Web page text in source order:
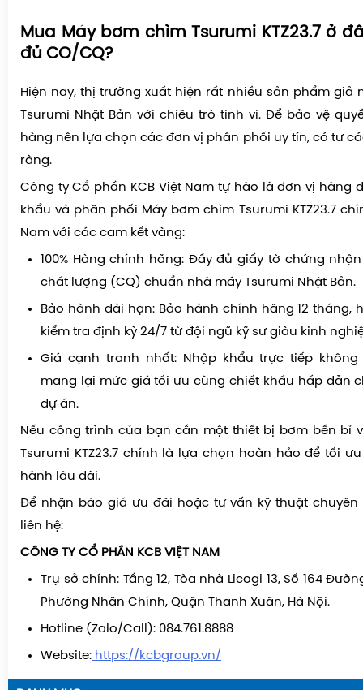
Mua Máy bơm chìm Tsurumi KTZ23.7 ở
đủ CO/CQ?
Hiện nay, thị trường xuất hiện rất nhiều sản phẩm giả
Tsurumi Nhật Bản với chiêu trò tinh vi. Để bảo vệ
hàng nên lựa chọn các đơn vị phân phối uy tín, có tư
ràng.
Công ty Cổ phần KCB Việt Nam tự hào là đơn vị hàng
khẩu và phân phối Máy bơm chìm Tsurumi KTZ23.7
Nam với các cam kết vàng:
100% Hàng chính hãng: Đầy đủ giấy tờ chứng
chất lượng (CQ) chuẩn nhà máy Tsurumi Nhật Bản.
Bảo hành dài hạn: Bảo hành chính hãng 12 tháng,
kiểm tra định kỳ 24/7 từ đội ngũ kỹ sư giàu kinh
Giá cạnh tranh nhất: Nhập khẩu trực tiếp
mang lại mức giá tối ưu cùng chiết khấu hấp dẫn
dự án.
Nếu công trình của bạn cần một thiết bị bơm bền bỉ
Tsurumi KTZ23.7 chính là lựa chọn hoàn hảo để tối
hành lâu dài.
Để nhận báo giá ưu đãi hoặc tư vấn kỹ thuật chuyên
liên hệ:
CÔNG TY CỔ PHẦN KCB VIỆT NAM
Trụ sở chính: Tầng 12, Tòa nhà Licogi 13, Số 164
Phường Nhân Chính, Quận Thanh Xuân, Hà Nội.
Hotline (Zalo/Call): 084.761.8888
Website: https://kcbgroup.vn/